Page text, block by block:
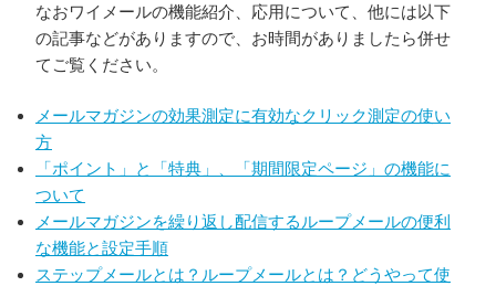
なおワイメールの機能紹介、応用について、他には以下
の記事などがありますので、お時間がありましたら併せ
てご覧ください。
メールマガジンの効果測定に有効なクリック測定の使い
方
「ポイント」と「特典」、「期間限定ページ」の機能に
ついて
メールマガジンを繰り返し配信するループメールの便利
な機能と設定手順
ステップメールとは？ループメールとは？どうやって使